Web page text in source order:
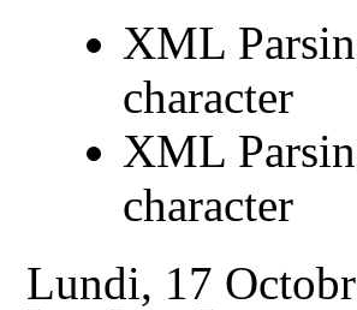
XML
character
XML
character
Lundi, 17